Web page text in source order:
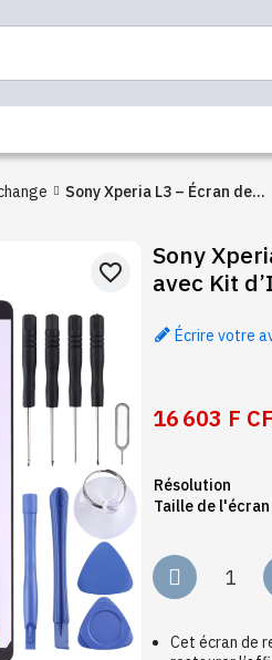
Sony Xperia L3 – Écran de
d’Installation
favorite_border
Sony
avec Kit
Écrire votre
16 603 F
Résolution
Taille de l'écran
Cet écran de